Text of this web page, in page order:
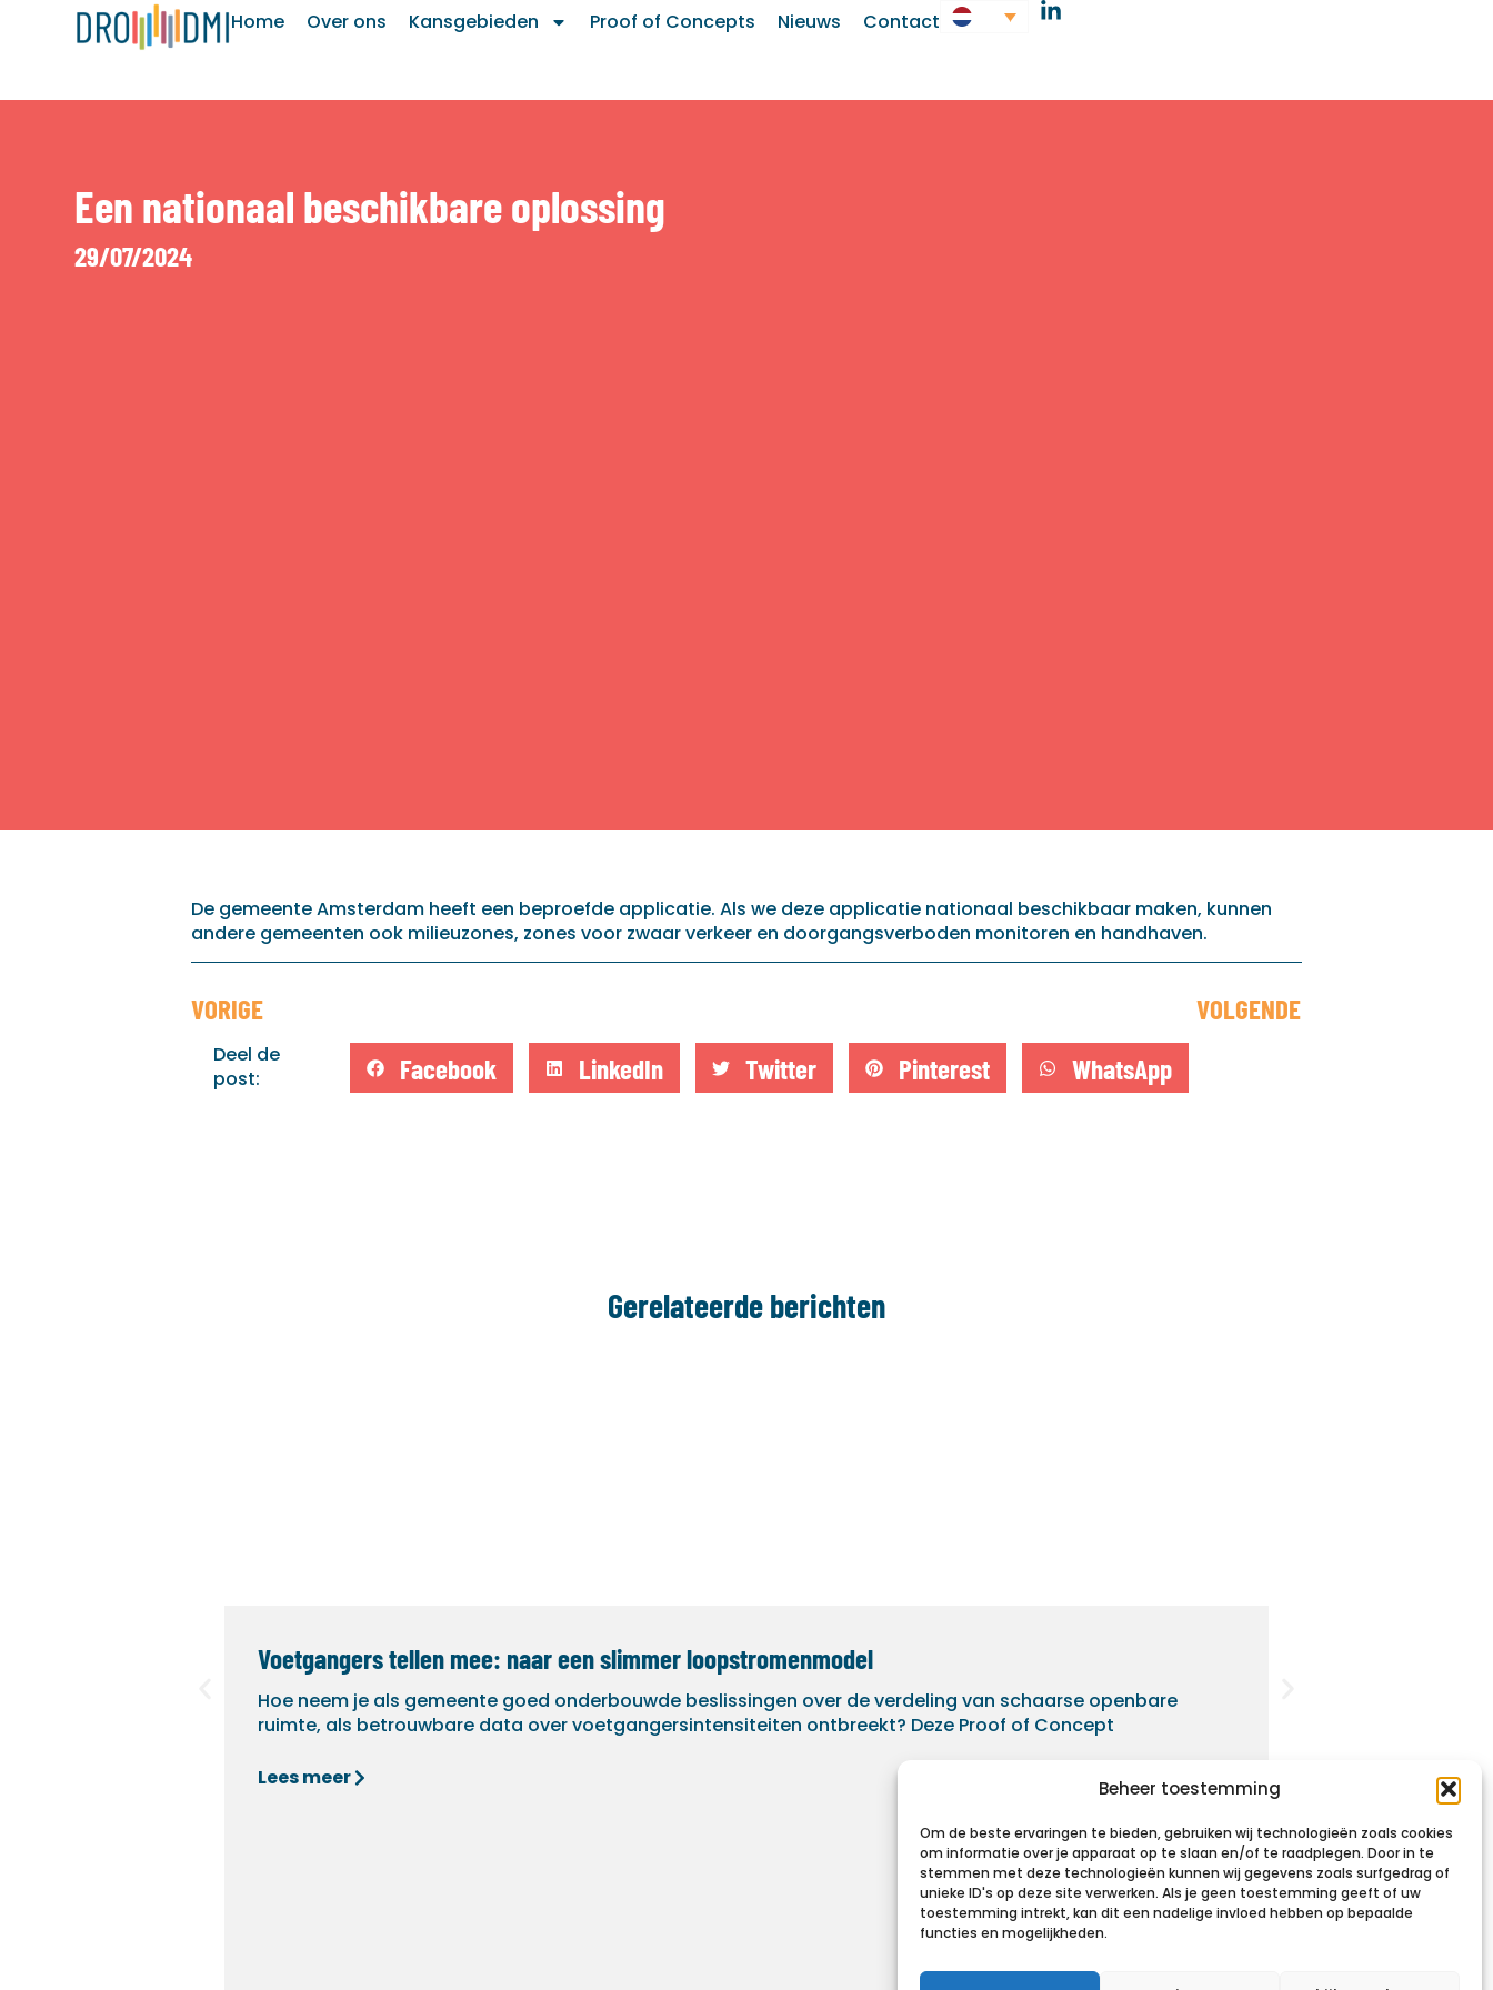
Beheer toestemming
Om de beste ervaringen te bieden, gebruiken wij technologieën zoals cookies
om informatie over je apparaat op te slaan en/of te raadplegen. Door in te
stemmen met deze technologieën kunnen wij gegevens zoals surfgedrag of
unieke ID's op deze site verwerken. Als je geen toestemming geeft of uw
toestemming intrekt, kan dit een nadelige invloed hebben op bepaalde
functies en mogelijkheden.
Home Over ons Kansgebieden Proof of Concepts Nieuws Contact
Een nationaal beschikbare oplossing
29/07/2024
De gemeente Amsterdam heeft een beproefde applicatie. Als we deze applicatie nationaal beschikbaar maken, kunnen
andere gemeenten ook milieuzones, zones voor zwaar verkeer en doorgangsverboden monitoren en handhaven.
VORIGE VOLGENDE
Deel de
post:
Facebook LinkedIn Twitter Pinterest WhatsApp
Gerelateerde berichten
Voetgangers tellen mee: naar een slimmer loopstromenmodel
Hoe neem je als gemeente goed onderbouwde beslissingen over de verdeling van schaarse openbare
ruimte, als betrouwbare data over voetgangersintensiteiten ontbreekt? Deze Proof of Concept
Lees meer